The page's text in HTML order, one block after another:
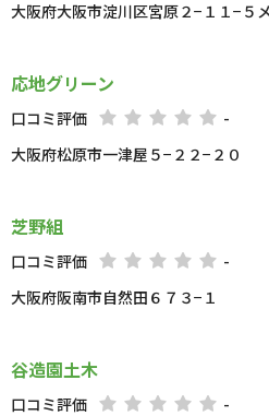
大阪府大阪市淀川区宮原２−１１−５
応地グリーン
口コミ評価
-
大阪府松原市一津屋５−２２−２０
芝野組
口コミ評価
-
大阪府阪南市自然田６７３−１
谷造園土木
口コミ評価
-